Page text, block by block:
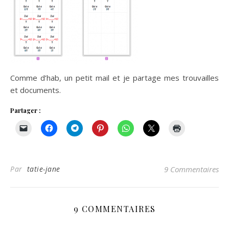
Comme d’hab, un petit mail et je partage mes trouvailles
et documents.
Partager :
Par tatie-jane 9 Commentaires
9 COMMENTAIRES